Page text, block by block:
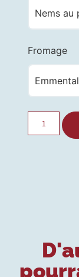
Nems au
Fromage